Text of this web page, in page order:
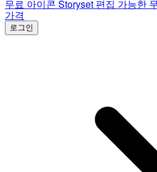
무료 아이콘 Storyset 편집 가능한
가격
로그인